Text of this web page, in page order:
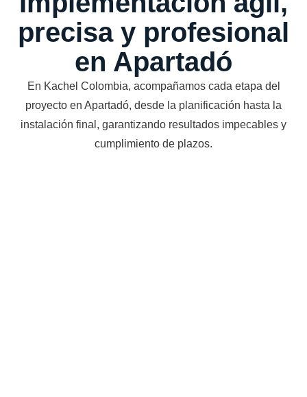
precisa y profesional
en Apartadó
En Kachel Colombia, acompañamos cada etapa del
proyecto en Apartadó, desde la planificación hasta la
instalación final, garantizando resultados impecables y
cumplimiento de plazos.